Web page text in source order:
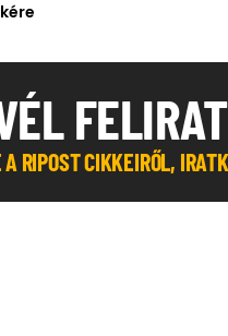
RIPOST CIKKEIRŐL,